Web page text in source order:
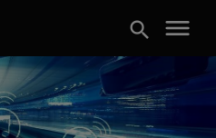
search menu